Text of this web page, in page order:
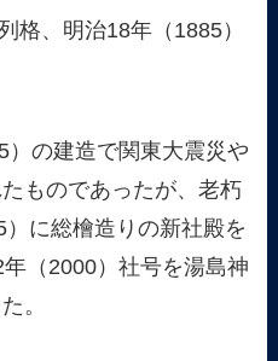
格、明治18年（1885）
）の建造で関東大震災や
ものであったが、老朽
に総檜造りの新社殿を
（2000）社号を湯島神
。